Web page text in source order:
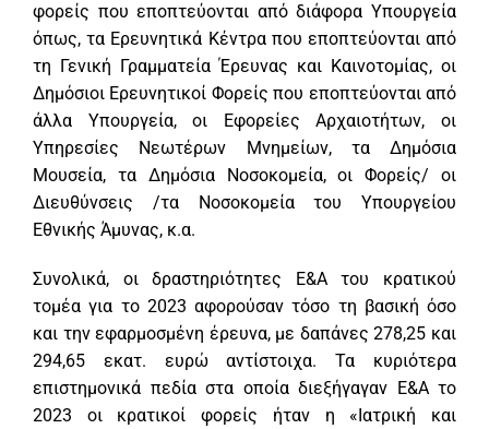
φορείς που εποπτεύονται από διάφορα Υπουργεία
όπως, τα Ερευνητικά Κέντρα που εποπτεύονται από
τη Γενική Γραμματεία Έρευνας και Καινοτομίας, οι
Δημόσιοι Ερευνητικοί Φορείς που εποπτεύονται από
άλλα Υπουργεία, οι Εφορείες Αρχαιοτήτων, οι
Υπηρεσίες Νεωτέρων Μνημείων, τα Δημόσια
Μουσεία, τα Δημόσια Νοσοκομεία, οι Φορείς/ οι
Διευθύνσεις /τα Νοσοκομεία του Υπουργείου
Εθνικής Άμυνας, κ.α.
Συνολικά, οι δραστηριότητες Ε&Α του κρατικού
τομέα για το 2023 αφορούσαν τόσο τη βασική όσο
και την εφαρμοσμένη έρευνα, με δαπάνες 278,25 και
294,65 εκατ. ευρώ αντίστοιχα. Τα κυριότερα
επιστημονικά πεδία στα οποία διεξήγαγαν Ε&Α το
2023 οι κρατικοί φορείς ήταν η «Ιατρική και